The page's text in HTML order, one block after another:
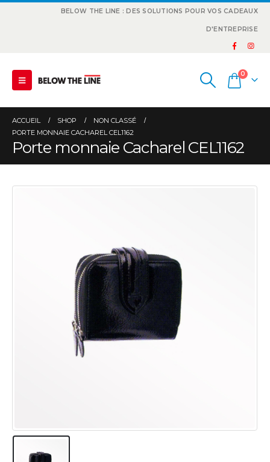
BELOW THE LINE : DES SOLUTIONS POUR VOS CADEAUX
D'ENTREPRISE
0
ACCUEIL SHOP
NON CLASSÉ
PORTE MONNAIE CACHAREL CEL1162
Porte monnaie Cacharel CEL1162